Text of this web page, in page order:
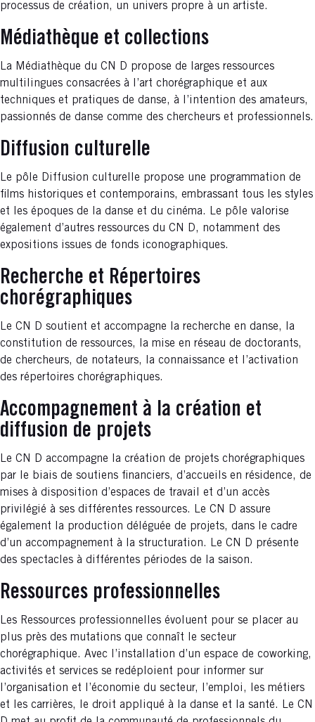
processus de création, un univers propre à un artiste.
Médiathèque et collections
La Médiathèque du CN D propose de larges ressources
multilingues consacrées à l’art chorégraphique et aux
techniques et pratiques de danse, à l’intention des amateurs,
passionnés de danse comme des chercheurs et professionnels.
Diffusion culturelle
Le pôle Diffusion culturelle propose une programmation de
films historiques et contemporains, embrassant tous les styles
et les époques de la danse et du cinéma. Le pôle valorise
également d’autres ressources du CN D, notamment des
expositions issues de fonds iconographiques.
Recherche et Répertoires
chorégraphiques
Le CN D soutient et accompagne la recherche en danse, la
constitution de ressources, la mise en réseau de doctorants,
de chercheurs, de notateurs, la connaissance et l’activation
des répertoires chorégraphiques.
Accompagnement à la création et
diffusion de projets
Le CN D accompagne la création de projets chorégraphiques
par le biais de soutiens financiers, d’accueils en résidence, de
mises à disposition d’espaces de travail et d’un accès
privilégié à ses différentes ressources. Le CN D assure
également la production déléguée de projets, dans le cadre
d’un accompagnement à la structuration. Le CN D présente
des spectacles à différentes périodes de la saison.
Ressources professionnelles
Les Ressources professionnelles évoluent pour se placer au
plus près des mutations que connaît le secteur
chorégraphique. Avec l’installation d’un espace de coworking,
activités et services se redéploient pour informer sur
l’organisation et l’économie du secteur, l’emploi, les métiers
et les carrières, le droit appliqué à la danse et la santé. Le CN